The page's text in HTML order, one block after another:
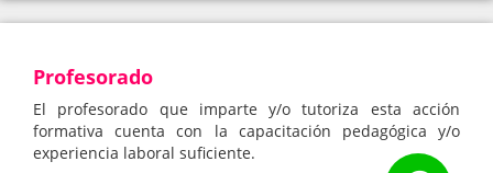
Profesorado
El profesorado que imparte y/o tutoriza esta acción
formativa cuenta con la capacitación pedagógica y/o
experiencia laboral suficiente.